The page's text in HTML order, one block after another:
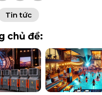
Tin tức
chủ đề: